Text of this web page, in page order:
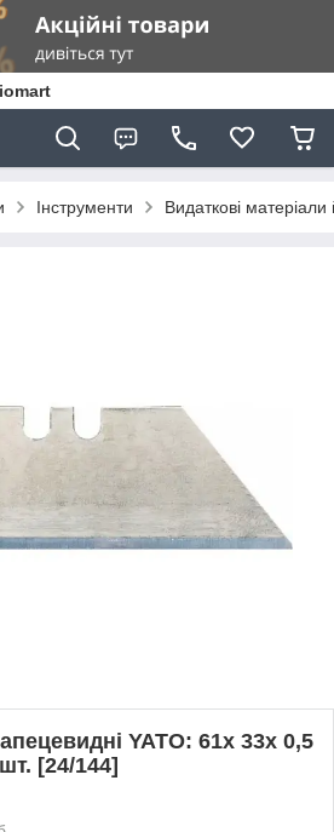
Інструменти Видаткові
YATO: 61x 33x 0,5
[24/144]